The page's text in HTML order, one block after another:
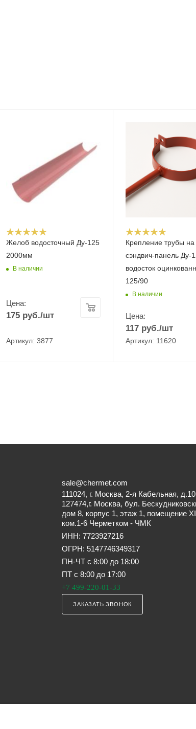
Желоб водосточный Ду-125
2000мм
В наличии
Цена:
175руб./шт
Артикул: 3877
Крепление трубы на
сэндвич-панель Ду-
водосток
125/90
В наличии
Цена:
117 руб./шт
Артикул: 11620
sale@chermet.com
111024, г. Москва, 2-я Кабельная, д.10
127474,г. Москва, бул.
дом 8, корпус 1, этаж 1, помещение
ком.1-6 Черметком - ЧМК
ИНН: 7723927216
ОГРН: 5147746349317
ПН-ЧТ с 8:00 до 18:00
ПТ с 8:00 до 17:00
+7 499-220-01-33
ЗАКАЗАТЬ ЗВОНОК